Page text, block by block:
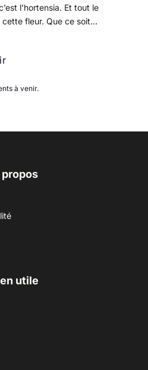
l’hortensia. Et tout le
fleur. Que ce soit...
à venir.
propos
utile